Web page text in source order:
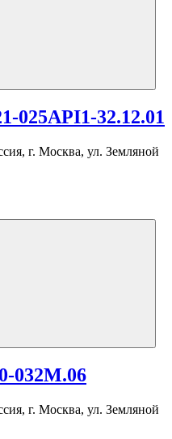
025АРI1-32.12.01
г. Москва, ул. Земляной
032М.06
г. Москва, ул. Земляной